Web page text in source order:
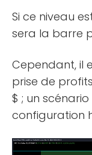
Si ce niveau
sera la barre
Cependant, il
prise de
$ ; un
configuration